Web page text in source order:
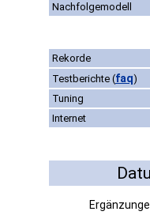
Nachfolgemodell
Rekorde
Testberichte (faq)
Tuning
Internet